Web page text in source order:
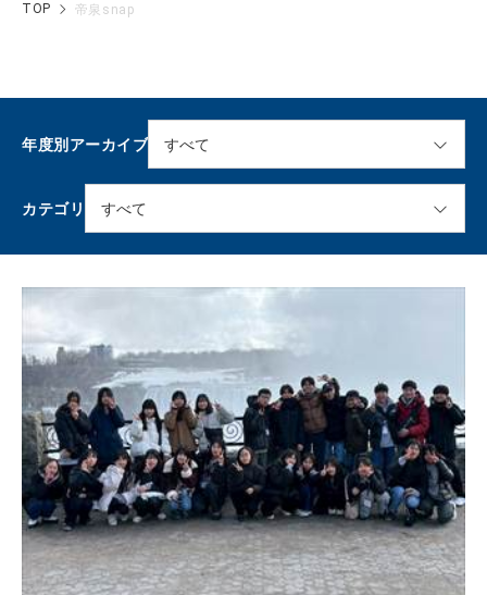
TOP 帝泉snap
年度別アーカイブ
カテゴリ